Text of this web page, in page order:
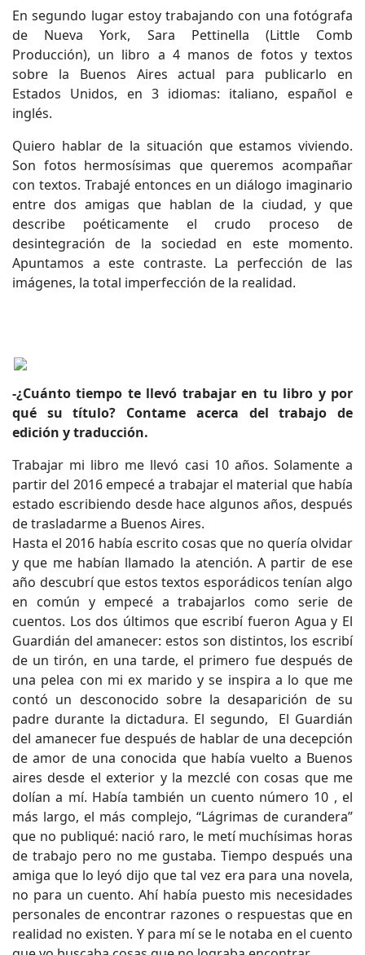
En segundo lugar estoy trabajando con una fotógrafa
de Nueva York, Sara Pettinella (Little Comb
Producción), un libro a 4 manos de fotos y textos
sobre la Buenos Aires actual para publicarlo en
Estados Unidos, en 3 idiomas: italiano, español e
inglés.
Quiero hablar de la situación que estamos viviendo.
Son fotos hermosísimas que queremos acompañar
con textos. Trabajé entonces en un diálogo imaginario
entre dos amigas que hablan de la ciudad, y que
describe poéticamente el crudo proceso de
desintegración de la sociedad en este momento.
Apuntamos a este contraste. La perfección de las
imágenes, la total imperfección de la realidad.
-¿Cuánto tiempo te llevó trabajar en tu libro y por
qué su título? Contame acerca del trabajo de
edición y traducción.
Trabajar mi libro me llevó casi 10 años. Solamente a
partir del 2016 empecé a trabajar el material que había
estado escribiendo desde hace algunos años, después
de trasladarme a Buenos Aires.
Hasta el 2016 había escrito cosas que no quería olvidar
y que me habían llamado la atención. A partir de ese
año descubrí que estos textos esporádicos tenían algo
en común y empecé a trabajarlos como serie de
cuentos. Los dos últimos que escribí fueron Agua y El
Guardián del amanecer: estos son distintos, los escribí
de un tirón, en una tarde, el primero fue después de
una pelea con mi ex marido y se inspira a lo que me
contó un desconocido sobre la desaparición de su
padre durante la dictadura. El segundo, El Guardián
del amanecer fue después de hablar de una decepción
de amor de una conocida que había vuelto a Buenos
aires desde el exterior y la mezclé con cosas que me
dolían a mí. Había también un cuento número 10 , el
más largo, el más complejo, “Lágrimas de curandera”
que no publiqué: nació raro, le metí muchísimas horas
de trabajo pero no me gustaba. Tiempo después una
amiga que lo leyó dijo que tal vez era para una novela,
no para un cuento. Ahí había puesto mis necesidades
personales de encontrar razones o respuestas que en
realidad no existen. Y para mí se le notaba en el cuento